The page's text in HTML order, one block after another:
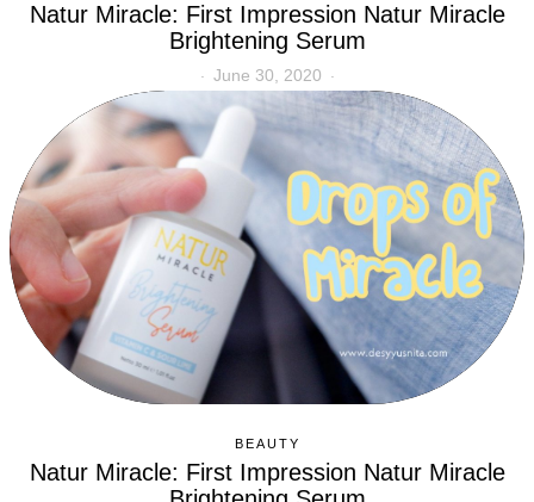
Natur Miracle: First Impression Natur Miracle
Brightening Serum
June 30, 2020
BEAUTY
Natur Miracle: First Impression Natur Miracle